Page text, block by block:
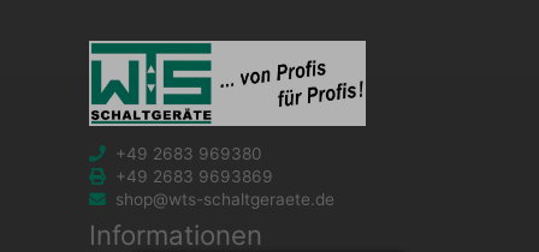
+49 2683 969380
+49 2683 9693869
shop@wts-schaltgeraete.de
Informationen